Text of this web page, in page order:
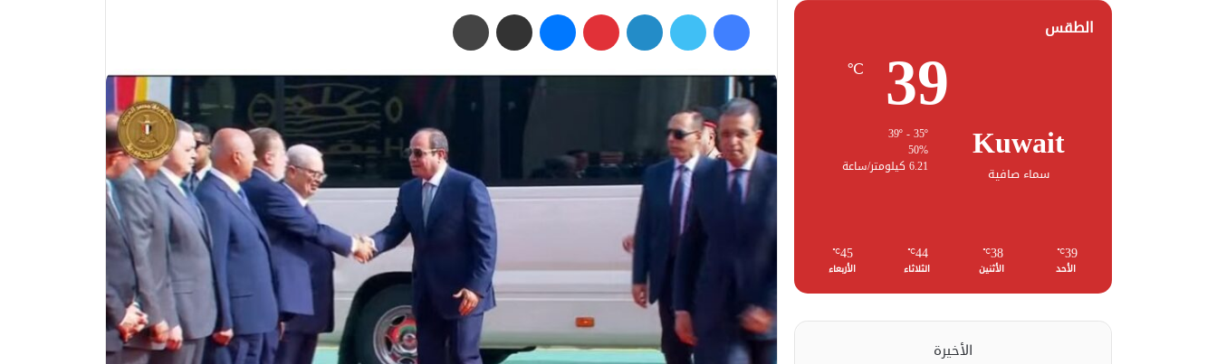
فيسبوك تويتر لينكدإن بينتيريست ماسنجر مشاركة عبر البريد
الطقس
Kuwait
سماء صافية
39
℃
39º - 35º
50%
6.21 كيلومتر/ساعة
39
℃
الأحد
38
℃
الأثنين
44
℃
الثلاثاء
45
℃
الأربعاء
الأخيرة